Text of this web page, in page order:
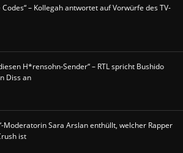
– Kollegah antwortet auf Vorwürfe des TV-
H*rensohn-Sender“ – RTL spricht Bushido
Diss an
Moderatorin Sara Arslan enthüllt, welcher Rapper
ist